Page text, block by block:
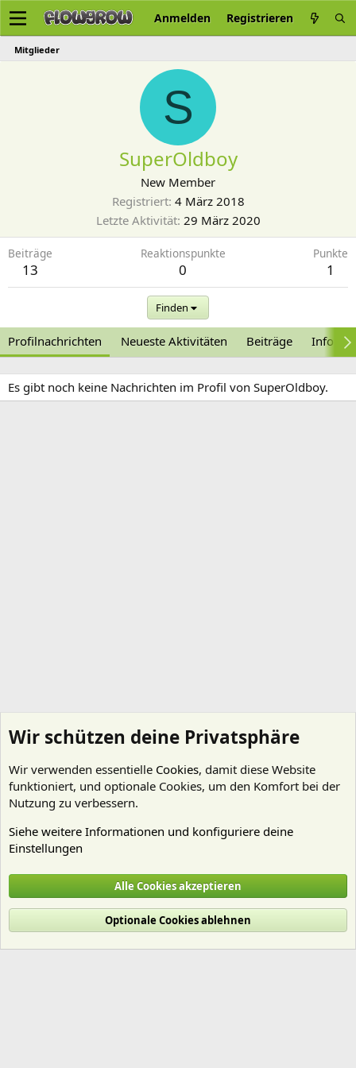
Anmelden Registrieren
Mitglieder
S
SuperOldboy
New Member
Registriert 4 März 2018
Letzte Aktivität 29 März 2020
Beiträge
13
Reaktionspunkte
0
Punkte
1
Finden
Profilnachrichten Neueste Aktivitäten Beiträge
Es gibt noch keine Nachrichten im Profil von SuperOldboy.
Cookies
Deutsch (Du)
Nutzungsbedingungen
Datenschutz Hilfe und Impressum
R
Wir schützen deine Privatsphäre
Wir verwenden essentielle Cookies, damit diese Website
funktioniert, und optionale Cookies, um den Komfort bei der
Nutzung zu verbessern.
Siehe weitere Informationen und konfiguriere deine
Einstellungen
Alle Cookies akzeptieren
Optionale Cookies ablehnen